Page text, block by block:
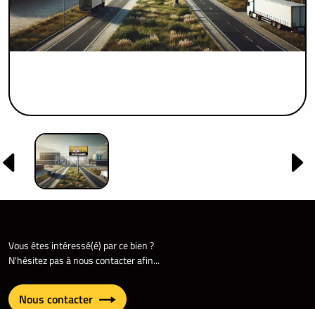
Vous êtes intéressé(é) par ce bien ?
N'hésitez pas à nous contacter afin...
Nous contacter